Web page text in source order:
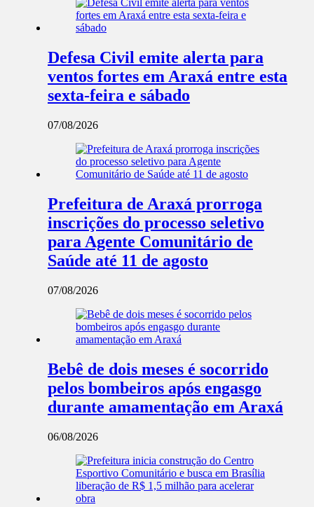
Defesa Civil emite alerta para
ventos fortes em Araxá entre esta
sexta-feira e sábado
07/08/2026
Prefeitura de Araxá prorroga
inscrições do processo seletivo
para Agente Comunitário de
Saúde até 11 de agosto
07/08/2026
Bebê de dois meses é socorrido
pelos bombeiros após engasgo
durante amamentação em Araxá
06/08/2026